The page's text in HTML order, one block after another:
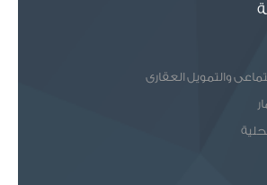
والتمويل العقارى